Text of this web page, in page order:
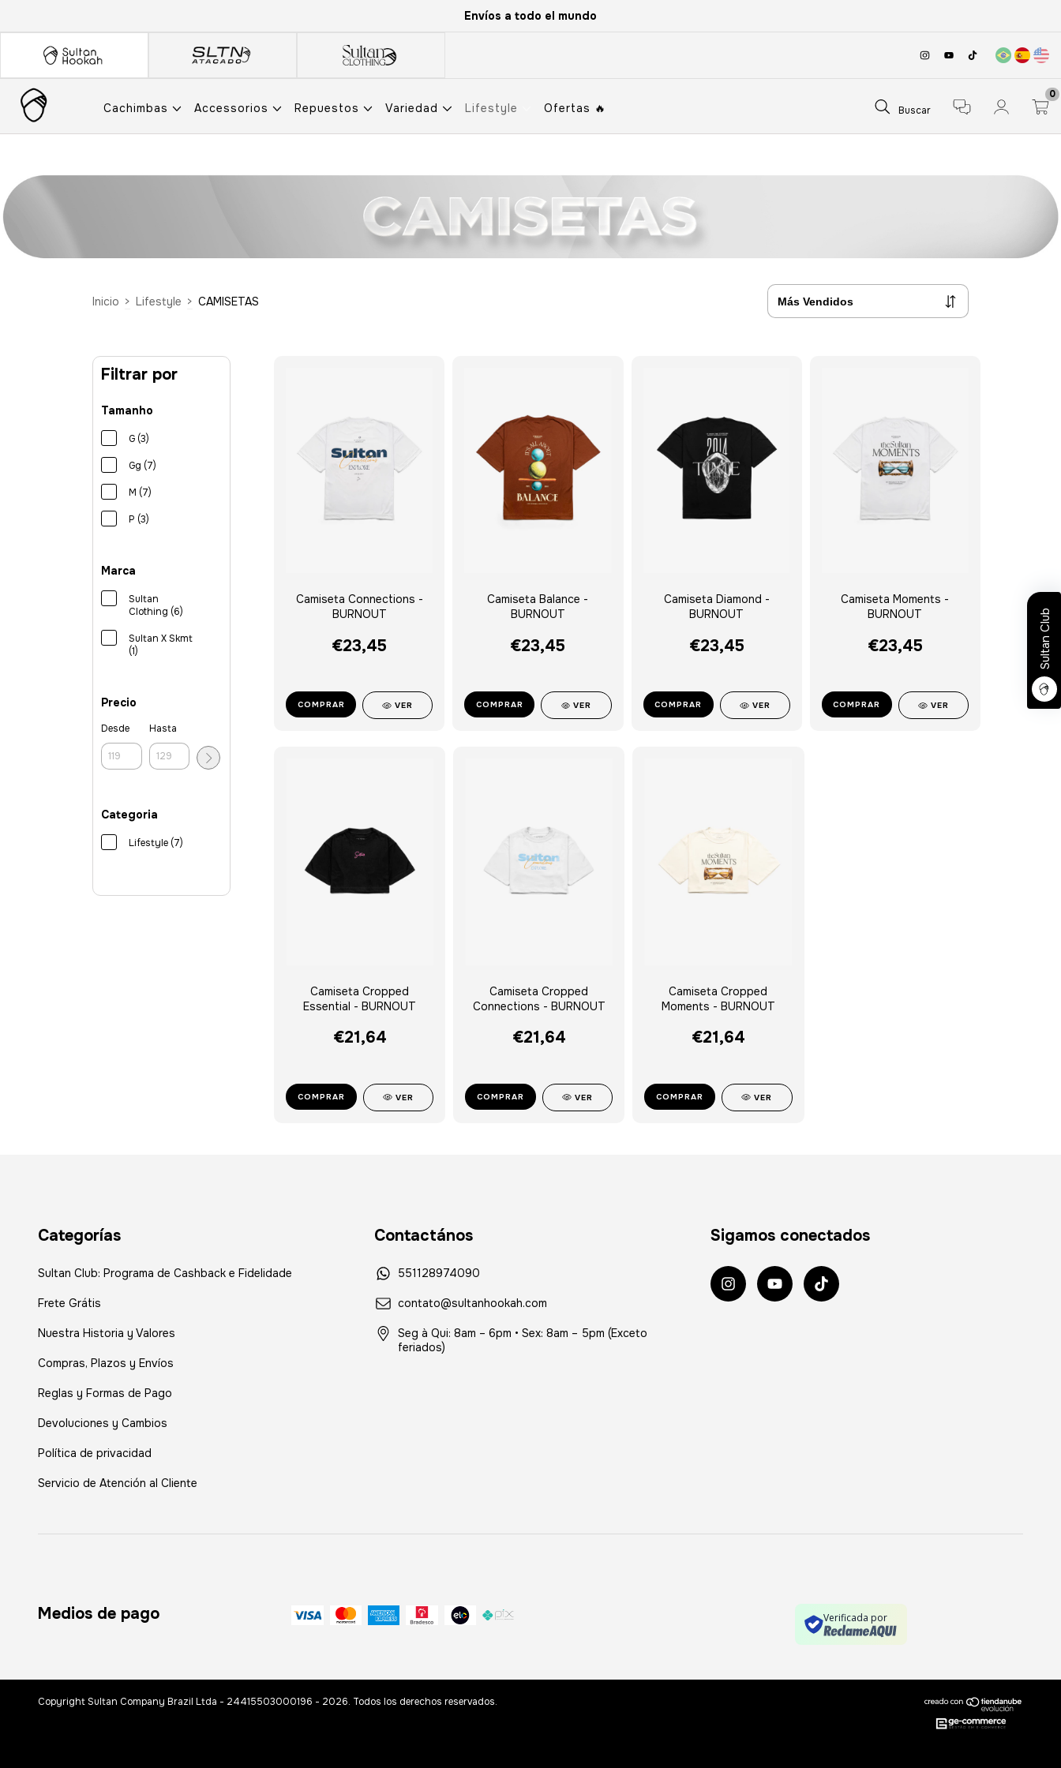
Envíos a todo el mundo
Cachimbas Accessorios Repuestos Variedad Lifestyle Ofertas 🔥 Buscar
0
Inicio > Lifestyle > CAMISETAS
Filtrar por
Tamanho
G (3)
Gg (7)
M (7)
P (3)
Marca
Sultan
Clothing (6)
Sultan X Skmt
(1)
Precio
Desde Hasta
Categoria
Lifestyle (7)
Camiseta Connections -
BURNOUT
€23,45
COMPRAR VER
Camiseta Balance -
BURNOUT
€23,45
COMPRAR VER
Camiseta Diamond -
BURNOUT
€23,45
COMPRAR VER
Camiseta Moments -
BURNOUT
€23,45
COMPRAR VER
Camiseta Cropped
Essential - BURNOUT
€21,64
COMPRAR VER
Camiseta Cropped
Connections - BURNOUT
€21,64
COMPRAR VER
Camiseta Cropped
Moments - BURNOUT
€21,64
COMPRAR VER
Categorías
Sultan Club: Programa de Cashback e Fidelidade
Frete Grátis
Nuestra Historia y Valores
Compras, Plazos y Envíos
Reglas y Formas de Pago
Devoluciones y Cambios
Política de privacidad
Servicio de Atención al Cliente
Contactános
551128974090
contato@sultanhookah.com
Seg à Qui: 8am – 6pm • Sex: 8am – 5pm (Exceto
feriados)
Sigamos conectados
Medios de pago Verificada por
Copyright Sultan Company Brazil Ltda - 24415503000196 - 2026. Todos los derechos reservados.
Sultan Club